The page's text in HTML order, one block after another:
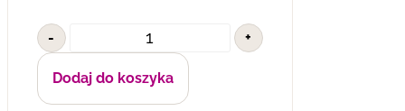
- +
Dodaj do koszyka